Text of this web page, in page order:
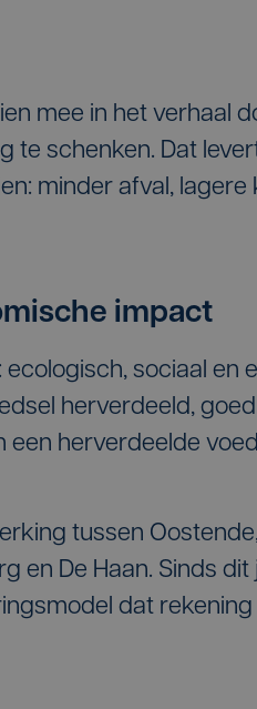
mee in het verhaal
te schenken. Dat
minder afval, lagere
impact
sociaal en
herverdeeld,
een herverdeelde
tussen
en De Haan. Sinds
dat